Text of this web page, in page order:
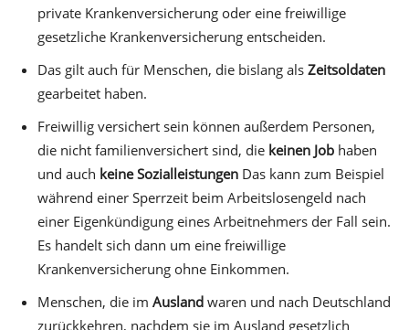
private Krankenversicherung oder eine freiwillige
gesetzliche Krankenversicherung entscheiden.
Das gilt auch für Menschen, die bislang als Zeitsoldaten
gearbeitet haben.
Freiwillig versichert sein können außerdem Personen,
die nicht familienversichert sind, die keinen Job haben
und auch keine Sozialleistungen Das kann zum Beispiel
während einer Sperrzeit beim Arbeitslosengeld nach
einer Eigenkündigung eines Arbeitnehmers der Fall sein.
Es handelt sich dann um eine freiwillige
Krankenversicherung ohne Einkommen.
Menschen, die im Ausland waren und nach Deutschland
zurückkehren, nachdem sie im Ausland gesetzlich